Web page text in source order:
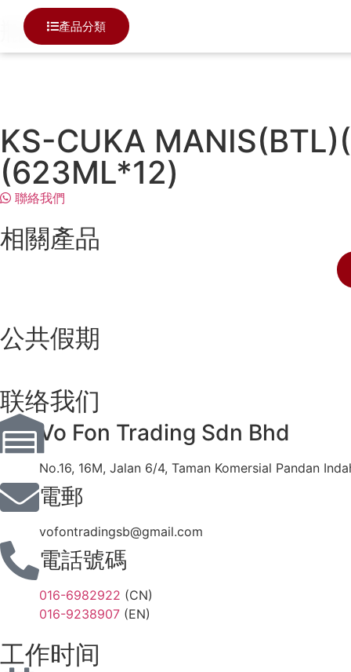
產品分類
瓶装
KS-CUKA
(623ML*12)
聯絡我們
相關產品
公共假期
联络我们
Vo Fon Trading Sdn Bhd
No.16, 16M, Jalan 6/4, Taman Komersial Pandan
電郵
vofontradingsb@gmail.com
電話號碼
016-6982922 (CN)
016-9238907 (EN)
工作时间